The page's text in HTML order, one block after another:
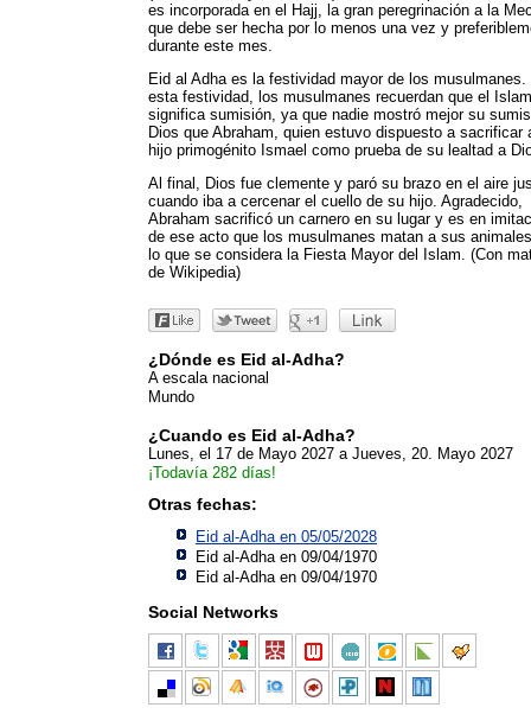
es incorporada en el Hajj, la gran peregrinación a la
que debe ser hecha por lo menos una vez y
durante este mes.
Eid al Adha es la festividad mayor de los musulmanes.
esta festividad, los musulmanes recuerdan que el Islam
significa sumisión, ya que nadie mostró mejor su
Dios que Abraham, quien estuvo dispuesto a sacrificar
hijo primogénito Ismael como prueba de su lealtad a
Al final, Dios fue clemente y paró su brazo en el aire
cuando iba a cercenar el cuello de su hijo. Agradecido,
Abraham sacrificó un carnero en su lugar y es en
de ese acto que los musulmanes matan a sus
lo que se considera la Fiesta Mayor del Islam. (Con
de Wikipedia)
¿Dónde es Eid al-Adha?
A escala nacional
Mundo
¿Cuando es Eid al-Adha?
Lunes, el 17 de Mayo 2027 a Jueves, 20. Mayo 2027
¡Todavía 282 días!
Otras fechas:
Eid al-Adha en 05/05/2028
Eid al-Adha en 09/04/1970
Eid al-Adha en 09/04/1970
Social Networks